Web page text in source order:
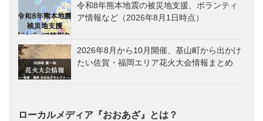
令和8年熊本地震の被災地支援、ボランティ
ア情報など（2026年8月1日時点）
2026年8月から10月開催、基山町から出かけ
たい佐賀・福岡エリア花火大会情報まとめ
ローカルメディア『おおあざ』とは？